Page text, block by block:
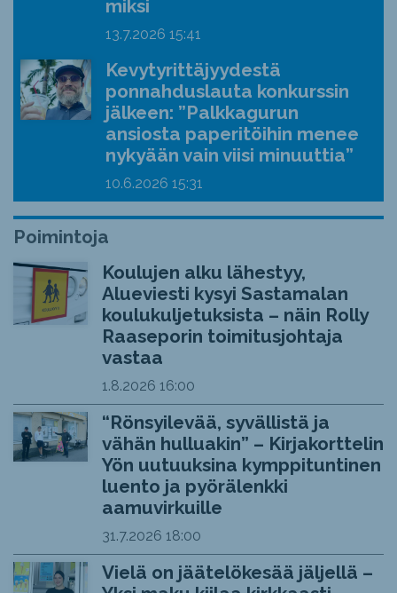
miksi
13.7.2026 15:41
Kevytyrittäjyydestä
ponnahduslauta konkurssin
jälkeen: ”Palkkagurun
ansiosta paperitöihin menee
nykyään vain viisi minuuttia”
10.6.2026 15:31
Poimintoja
Koulujen alku lähestyy,
Alueviesti kysyi Sastamalan
koulukuljetuksista – näin Rolly
Raaseporin toimitusjohtaja
vastaa
1.8.2026 16:00
“Rönsyilevää, syvällistä ja
vähän hulluakin” – Kirjakorttelin
Yön uutuuksina kymppituntinen
luento ja pyörälenkki
aamuvirkuille
31.7.2026 18:00
Vielä on jäätelökesää jäljellä –